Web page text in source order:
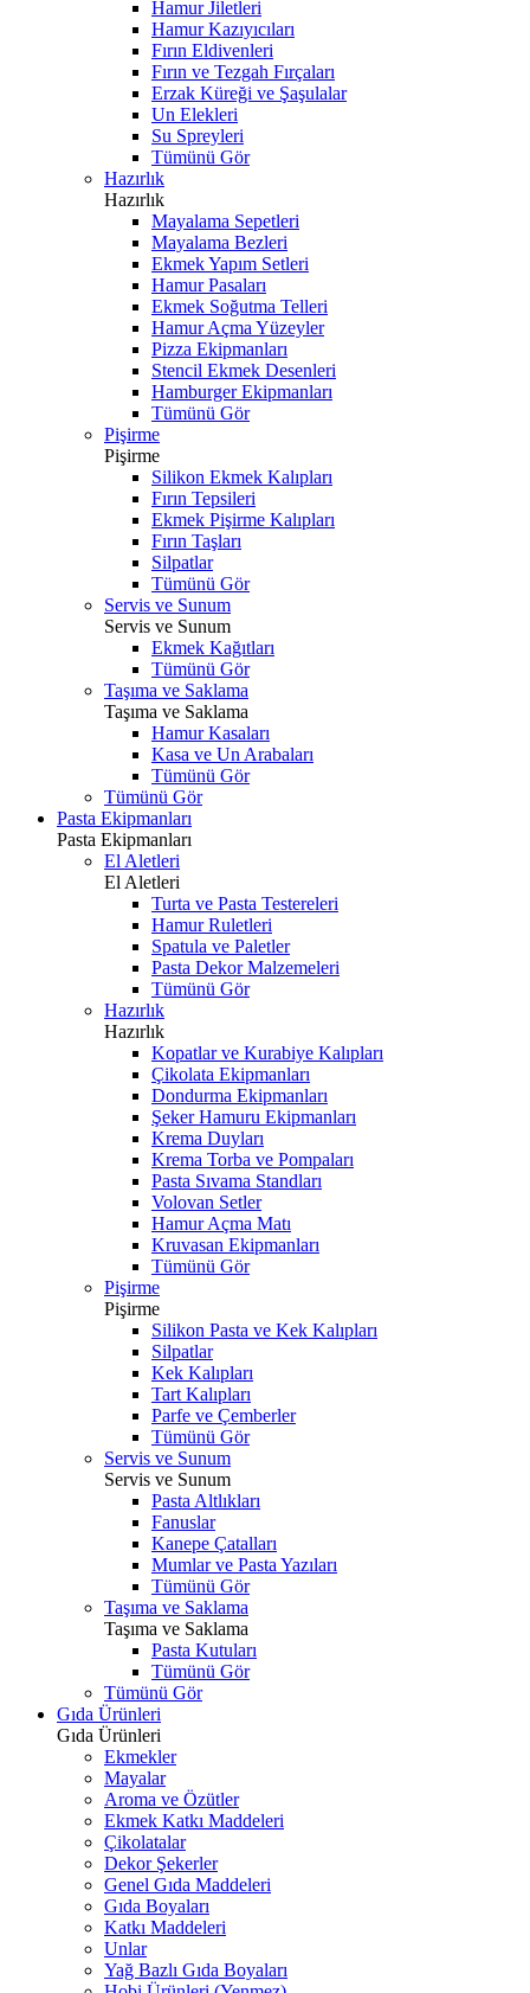
Hamur Jiletleri
Hamur Kazıyıcıları
Fırın Eldivenleri
Fırın ve Tezgah Fırçaları
Erzak Küreği ve Şaşulalar
Un Elekleri
Su Spreyleri
Tümünü Gör
Hazırlık
Hazırlık
Mayalama Sepetleri
Mayalama Bezleri
Ekmek Yapım Setleri
Hamur Pasaları
Ekmek Soğutma Telleri
Hamur Açma Yüzeyler
Pizza Ekipmanları
Stencil Ekmek Desenleri
Hamburger Ekipmanları
Tümünü Gör
Pişirme
Pişirme
Silikon Ekmek Kalıpları
Fırın Tepsileri
Ekmek Pişirme Kalıpları
Fırın Taşları
Silpatlar
Tümünü Gör
Servis ve Sunum
Servis ve Sunum
Ekmek Kağıtları
Tümünü Gör
Taşıma ve Saklama
Taşıma ve Saklama
Hamur Kasaları
Kasa ve Un Arabaları
Tümünü Gör
Tümünü Gör
Pasta Ekipmanları
Pasta Ekipmanları
El Aletleri
El Aletleri
Turta ve Pasta Testereleri
Hamur Ruletleri
Spatula ve Paletler
Pasta Dekor Malzemeleri
Tümünü Gör
Hazırlık
Hazırlık
Kopatlar ve Kurabiye Kalıpları
Çikolata Ekipmanları
Dondurma Ekipmanları
Şeker Hamuru Ekipmanları
Krema Duyları
Krema Torba ve Pompaları
Pasta Sıvama Standları
Volovan Setler
Hamur Açma Matı
Kruvasan Ekipmanları
Tümünü Gör
Pişirme
Pişirme
Silikon Pasta ve Kek Kalıpları
Silpatlar
Kek Kalıpları
Tart Kalıpları
Parfe ve Çemberler
Tümünü Gör
Servis ve Sunum
Servis ve Sunum
Pasta Altlıkları
Fanuslar
Kanepe Çatalları
Mumlar ve Pasta Yazıları
Tümünü Gör
Taşıma ve Saklama
Taşıma ve Saklama
Pasta Kutuları
Tümünü Gör
Tümünü Gör
Gıda Ürünleri
Gıda Ürünleri
Ekmekler
Mayalar
Aroma ve Özütler
Ekmek Katkı Maddeleri
Çikolatalar
Dekor Şekerler
Genel Gıda Maddeleri
Gıda Boyaları
Katkı Maddeleri
Unlar
Yağ Bazlı Gıda Boyaları